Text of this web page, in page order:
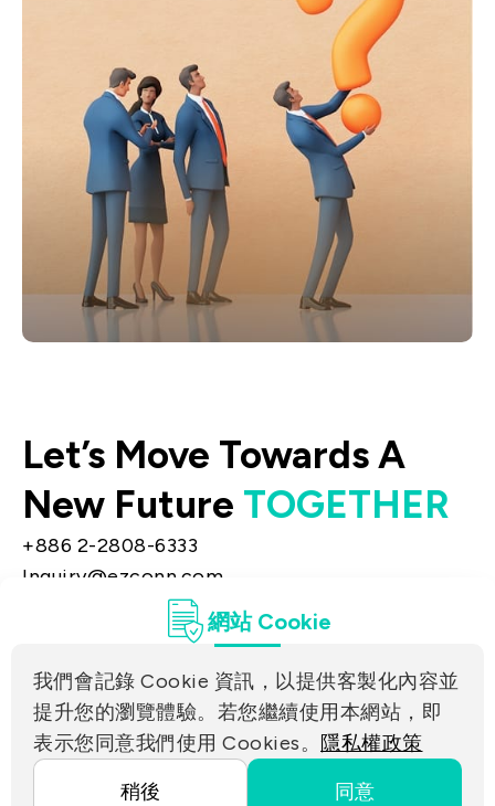
資訊，我們將盡快指派專人回應您
Let’s Move Towards A
New Future TOGETHER
+886 2-2808-6333
Inquiry@ezconn.com
新北市淡水區中正東路2段27-8號13樓
聯絡我們
合作夥伴連結
Copyright ©2025 EZconn Corporation. All RIGHTS
網站 Cookie
我們會記錄 Cookie 資訊，以提供客製化內容並
提升您的瀏覽體驗。若您繼續使用本網站，即
表示您同意我們使用 Cookies。 隱私權政策
稍後
同意